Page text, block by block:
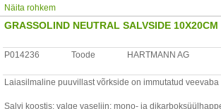
Märkus: Kuna plaaster imab endasse haavaeritise,
1. Eemaldage plaastri tagaküljelt silikoonist
2. Rullige plaaster õrnalt haavale, ärge venitage.
kreemi õrnalt haigele kohale. Kui kreem kaob, kandke
4. Kinnitage hüdrokolloidplaastri servad vajadusel
EEMALDAMINE
Suruge üks käsi vastu nahka ja tõstke
Näidustused:
Kroonilised haavad - kuivad või vähese eritisega
Märkus: Kuna plaaster imab endasse haavaeritise,
1. Eemaldage plaastri tagaküljelt silikoonist
Näita rohkem
GRASSOLIND NEUTRAL SALVSIDE
P014236 Toode HARTMANN AG
Laiasilmaline puuvillast võrkside on immutatud
Salvi koostis: valge vaseliin; mono- ja